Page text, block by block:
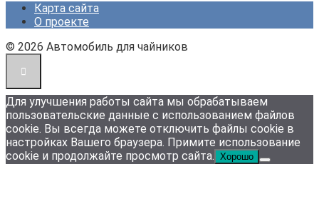
Карта сайта
О проекте
© 2026 Автомобиль для чайников
Для улучшения работы сайта мы обрабатываем
пользовательские данные с использованием файлов
cookie. Вы всегда можете отключить файлы cookie в
настройках Вашего браузера. Примите использование
cookie и продолжайте просмотр сайта. Хорошо